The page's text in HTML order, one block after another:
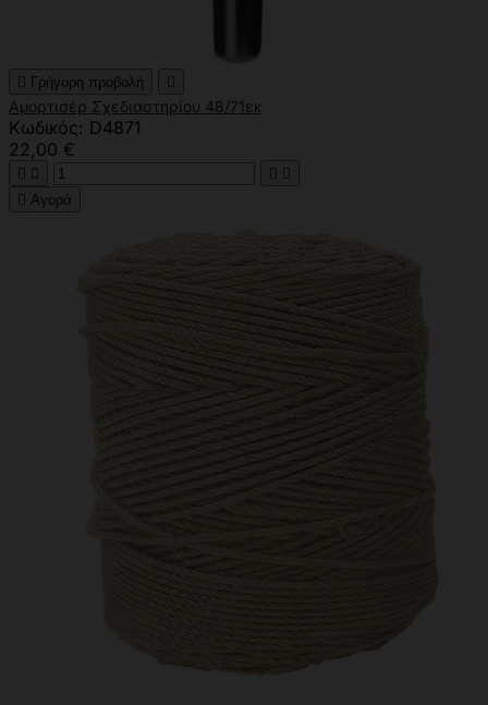
 Γρήγορη προβολή 
Αμορτισέρ Σχεδιαστηρίου 48/71εκ
Κωδικός: D4871
22,00 €
   
 Αγορά